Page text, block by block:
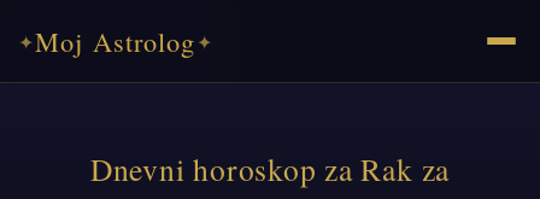
✦Moj Astrolog✦
Dnevni horoskop za Rak za